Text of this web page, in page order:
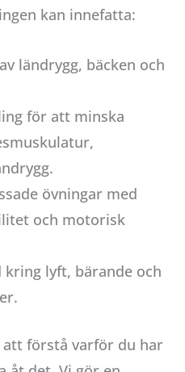
kan innefatta:
ländrygg, bäcken och
för att minska
övningar med
och motorisk
kring lyft, bärande och
förstå varför du har